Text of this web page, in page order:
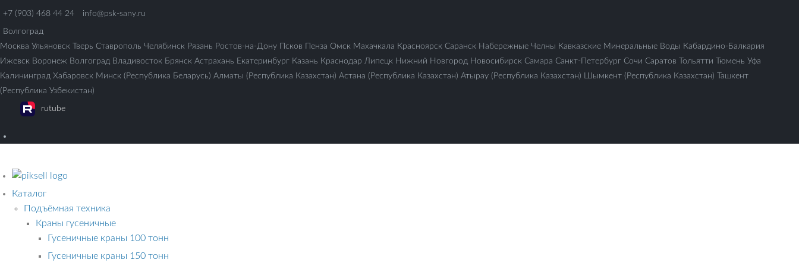
+7 (903) 468 44 24 info@psk-sany.ru
Волгоград
Москва Ульяновск Тверь Ставрополь Челябинск Рязань Ростов-на-Дону Псков Пенза Омск Махачкала Красноярск Саранск Набережные Челны Кавказские Минеральные Воды Кабардино-Балкария
Ижевск Воронеж Волгоград Владивосток Брянск Астрахань Екатеринбург Казань Краснодар Липецк Нижний Новгород Новосибирск Самара Санкт-Петербург Сочи Саратов Тольятти Тюмень Уфа
Калининград Хабаровск Минск (Республика Беларусь) Алматы (Республика Казахстан) Астана (Республика Казахстан) Атырау (Республика Казахстан) Шымкент (Республика Казахстан)
Ташкент
(Республика Узбекистан)
rutube
Каталог
Подъёмная техника
Краны гусеничные
Гусеничные краны 100 тонн
Гусеничные краны 150 тонн